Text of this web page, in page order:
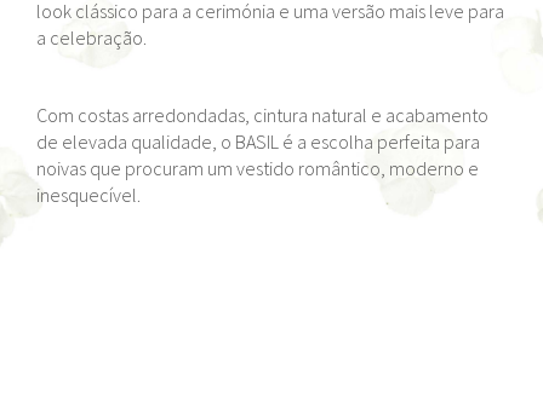
look clássico para a cerimónia e uma versão mais leve para
a celebração.
Com costas arredondadas, cintura natural e acabamento
de elevada qualidade, o BASIL é a escolha perfeita para
noivas que procuram um vestido romântico, moderno e
inesquecível.